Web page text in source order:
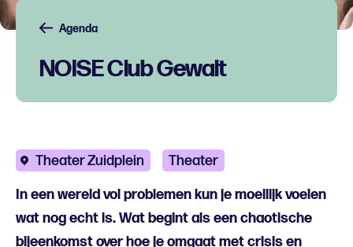
Agenda
NOISE Club Gewalt
Theater Zuidplein Theater
In een wereld vol problemen kun je moeilijk voelen
wat nog echt is. Wat begint als een chaotische
bijeenkomst over hoe je omgaat met crisis en